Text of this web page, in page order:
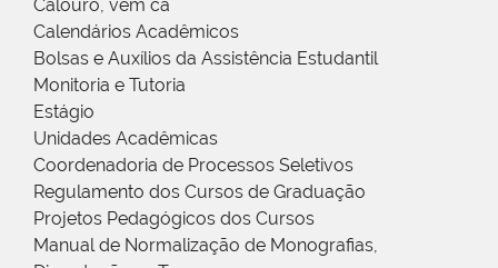
Calouro, vem cá
Calendários Acadêmicos
Bolsas e Auxílios da Assistência Estudantil
Monitoria e Tutoria
Estágio
Unidades Acadêmicas
Coordenadoria de Processos Seletivos
Regulamento dos Cursos de Graduação
Projetos Pedagógicos dos Cursos
Manual de Normalização de Monografias,